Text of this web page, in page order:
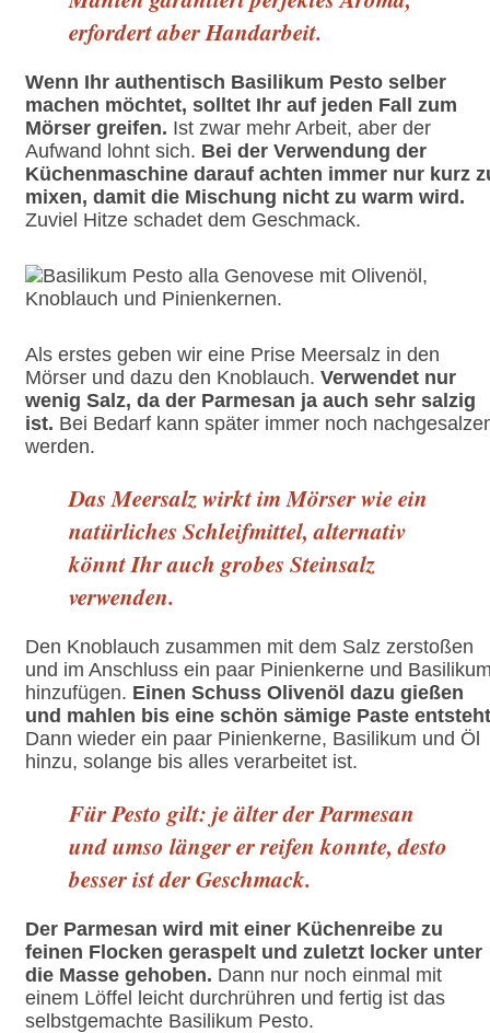
erfordert aber Handarbeit.
Wenn Ihr authentisch Basilikum Pesto selber
machen möchtet, solltet Ihr auf jeden Fall zum
Mörser greifen. Ist zwar mehr Arbeit, aber der
Aufwand lohnt sich. Bei der Verwendung der
Küchenmaschine darauf achten immer nur kurz
mixen, damit die Mischung nicht zu warm wird.
Zuviel Hitze schadet dem Geschmack.
Als erstes geben wir eine Prise Meersalz in den
Mörser und dazu den Knoblauch. Verwendet nur
wenig Salz, da der Parmesan ja auch sehr salzig
ist. Bei Bedarf kann später immer noch
werden.
Das Meersalz wirkt im Mörser wie ein
natürliches Schleifmittel, alternativ
könnt Ihr auch grobes Steinsalz
verwenden.
Den Knoblauch zusammen mit dem Salz zerstoßen
und im Anschluss ein paar Pinienkerne und
hinzufügen. Einen Schuss Olivenöl dazu gießen
und mahlen bis eine schön sämige Paste
Dann wieder ein paar Pinienkerne, Basilikum und Öl
hinzu, solange bis alles verarbeitet ist.
Für Pesto gilt: je älter der Parmesan
und umso länger er reifen konnte, desto
besser ist der Geschmack.
Der Parmesan wird mit einer Küchenreibe zu
feinen Flocken geraspelt und zuletzt locker unter
die Masse gehoben. Dann nur noch einmal mit
einem Löffel leicht durchrühren und fertig ist das
selbstgemachte Basilikum Pesto.